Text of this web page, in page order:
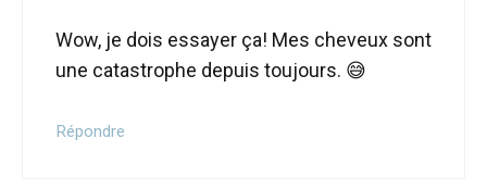
Wow, je dois essayer ça! Mes cheveux sont
une catastrophe depuis toujours. 😅
Répondre